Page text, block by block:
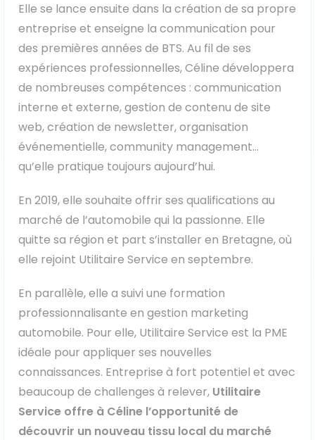
Isuzu
Iveco
Maxus
Nissan
Peugeot
Renault
Volkswagen
Véhicules 0 km
Tous les véhicules
Réservation véhicule
Financement utilitaire
Elle se lance ensuite dans la création de sa propre
entreprise et enseigne la communication pour
des premières années de BTS. Au fil de ses
expériences professionnelles, Céline développera
de nombreuses compétences : communication
interne et externe, gestion de contenu de site
web, création de newsletter, organisation
événementielle, community management…
qu’elle pratique toujours aujourd’hui.
En 2019, elle souhaite offrir ses qualifications au
marché de l’automobile qui la passionne. Elle
quitte sa région et part s’installer en Bretagne, où
elle rejoint Utilitaire Service en septembre.
En parallèle, elle a suivi une formation
professionnalisante en gestion marketing
automobile. Pour elle, Utilitaire Service est la PME
idéale pour appliquer ses nouvelles
connaissances. Entreprise à fort potentiel et avec
beaucoup de challenges à relever, Utilitaire
Service offre à Céline l’opportunité de
découvrir un nouveau tissu local du marché